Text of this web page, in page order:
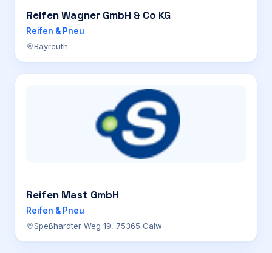
Reifen Wagner GmbH & Co KG
Reifen & Pneu
Bayreuth
Reifen Mast GmbH
Reifen & Pneu
Speßhardter Weg 19, 75365 Calw